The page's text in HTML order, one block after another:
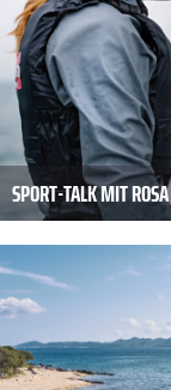
SPORT-TALK MIT